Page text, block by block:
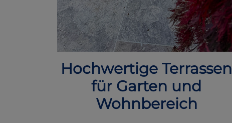
Hochwertige Terrassen
für Garten und
Wohnbereich